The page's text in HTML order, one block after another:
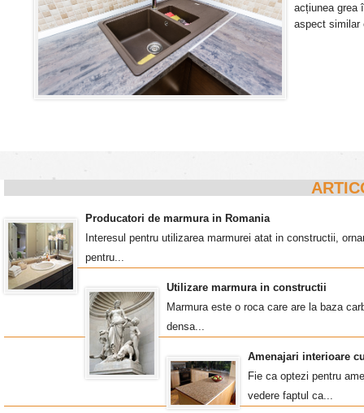
acțiunea grea
aspect
Producatori de marmura in Romania
Interesul pentru utilizarea marmurei atat in constructii,
pentru...
Utilizare marmura in constructii
Marmura este o roca care are la baza
densa...
Amenajari interioare
Fie ca optezi pentru
vedere faptul ca...